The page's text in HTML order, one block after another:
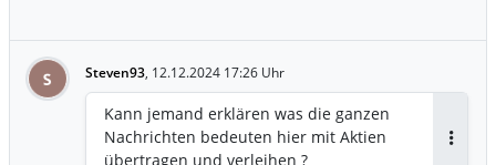
S Steven93, 12.12.2024 17:26 Uhr
Kann jemand erklären was die ganzen
Nachrichten bedeuten hier mit Aktien
übertragen und verleihen ?